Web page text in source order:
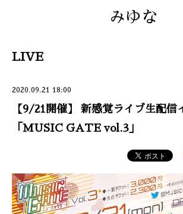
みゆな
LIVE
2020.09.21 18:00
【9/21開催】 新感覚ライブ生配信
「MUSIC GATE vol.3」